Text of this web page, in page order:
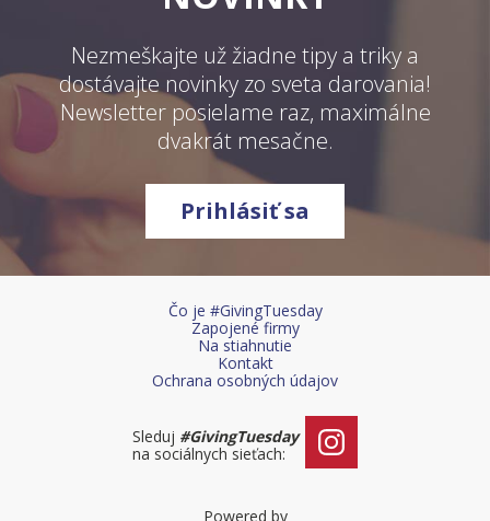
Nezmeškajte už žiadne tipy a triky a
dostávajte novinky zo sveta darovania!
Newsletter posielame raz, maximálne
dvakrát mesačne.
Prihlásiť sa
Čo je #GivingTuesday
Zapojené firmy
Na stiahnutie
Kontakt
Ochrana osobných údajov
Sleduj #GivingTuesday
na sociálnych sieťach:
Powered by